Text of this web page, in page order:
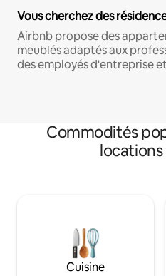
Vous cherchez des
Airbnb propose des
meublés adaptés aux
des employés d'entreprise
Commodités
Cuisine